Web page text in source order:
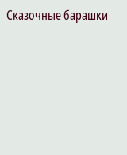
Сказочные барашки